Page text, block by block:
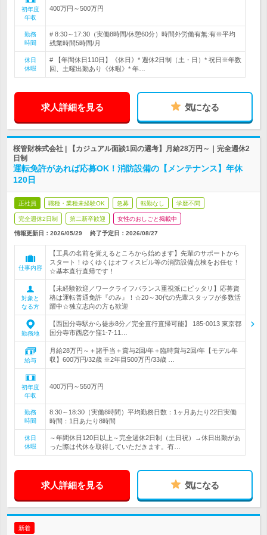
初年度
年収
400万円～500万円
勤務
時間
# 8:30～17:30（実働8時間/休憩60分）時間外労働有無:有※平均
残業時間5時間/月
休日
休暇
# 【年間休日110日】《休日》* 週休2日制（土・日）* 祝日※年数
回、土曜出勤あり《休暇》* 年…
求人詳細を見る 気になる
桜管財株式会社 | 【カジュアル面談1回の選考】月給28万円～｜完全週休2
日制
運転免許があれば応募OK！消防設備の【メンテナンス】年休
120日
正社員 職種・業種未経験OK 急募 転勤なし 学歴不問
完全週休2日制 第二新卒歓迎 女性のおしごと掲載中
情報更新日：2026/05/29 終了予定日： 2026/08/27
仕事内容
【工具の名前を覚えるところから始めます】先輩のサポートから
スタート！ゆくゆくはオフィスビル等の消防設備点検をお任せ！
☆基本直行直帰です！
対象と
なる方
【未経験歓迎／ワークライフバランス重視派にピッタリ】応募資
格は運転普通免許『のみ』！☆20～30代の先輩スタッフが多数活
躍中☆独立志向の方も歓迎
勤務地
【西国分寺駅から徒歩8分／完全直行直帰可能】 185-0013 東京都
国分寺市西恋ケ窪1-7-11…
給与
月給28万円～＋諸手当＋賞与2回/年＋臨時賞与2回/年【モデル年
収】600万円/32歳 ※2年目500万円/33歳 …
初年度
年収
400万円～550万円
勤務
時間
8:30～18:30（実働8時間）平均勤務日数：1ヶ月あたり22日実働
時間：1日あたり8時間
休日
休暇
～年間休日120日以上～完全週休2日制（土日祝）→休日出勤があ
った際は代休を取得していただきます。有…
求人詳細を見る 気になる
新着